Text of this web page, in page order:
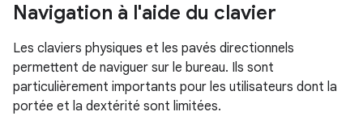
Navigation à l'aide du clavier
Les claviers physiques et les pavés directionnels
permettent de naviguer sur le bureau. Ils sont
particulièrement importants pour les utilisateurs dont la
portée et la dextérité sont limitées.